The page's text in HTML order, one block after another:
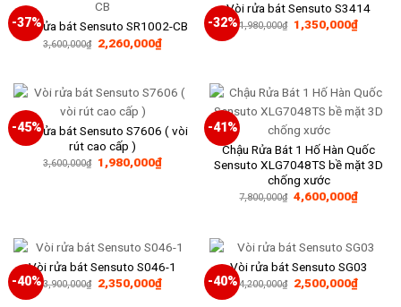
-37%
Vòi rửa bát Sensuto SR1002-CB
3,600,000₫ Giá
gốc
2,260,000₫Giá
hiện
2,260,000₫.
-32%
Vòi rửa bát Sensuto S3414
1,980,000₫ Giá
gốc
1,350,000₫Giá
hiện
-45%
Vòi rửa bát Sensuto S7606 ( vòi
rút cao cấp )
3,600,000₫ Giá
gốc
1,980,000₫Giá
hiện
-41%
Chậu Rửa Bát 1 Hố Hàn Quốc
Sensuto XLG7048TS bề mặt 3D
chống xước
7,800,000₫ Giá
gốc
4,600,000₫Giá
hiện
-40%
Vòi rửa bát Sensuto S046-1
3,900,000₫ Giá
gốc
2,350,000₫Giá
hiện
-40%
Vòi rửa bát Sensuto SG03
4,200,000₫ Giá
gốc
2,500,000₫Giá
hiện